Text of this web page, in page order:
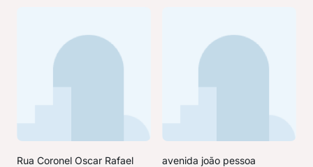
Rua Coronel Oscar Rafael
avenida joão pessoa